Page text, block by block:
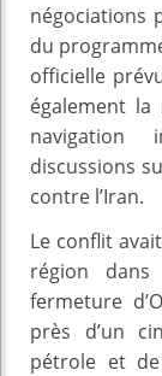
négociations
du
officielle
également
navigation
discussions
contre l’Iran.
Le conflit
région
fermeture
près d’un
pétrole et de